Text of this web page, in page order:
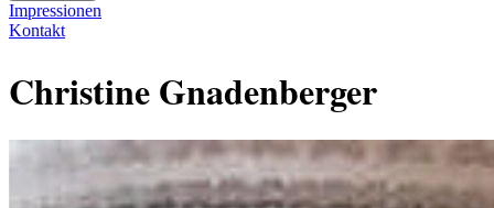
Impressionen
Kontakt
Christine Gnadenberger